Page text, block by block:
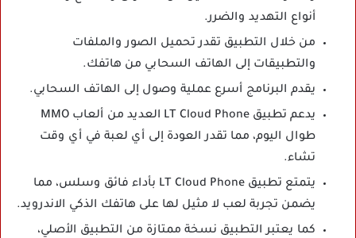
أنواع التهديد والضرر.
من خلال التطبيق تقدر تحميل الصور والملفات
والتطبيقات إلى الهاتف السحابي من هاتفك.
يقدم البرنامج أسرع عملية وصول إلى الهاتف السحابي.
يدعم تطبيق LT Cloud Phone العديد من ألعاب MMO
طوال اليوم، مما تقدر العودة إلى أي لعبة في أي وقت
تشاء.
يتمتع تطبيق LT Cloud Phone بأداء فائق وسلس، مما
يضمن تجربة لعب لا مثيل لها على هاتفك الذكي الاندرويد.
كما يعتبر التطبيق نسخة ممتازة من التطبيق الأصلي،